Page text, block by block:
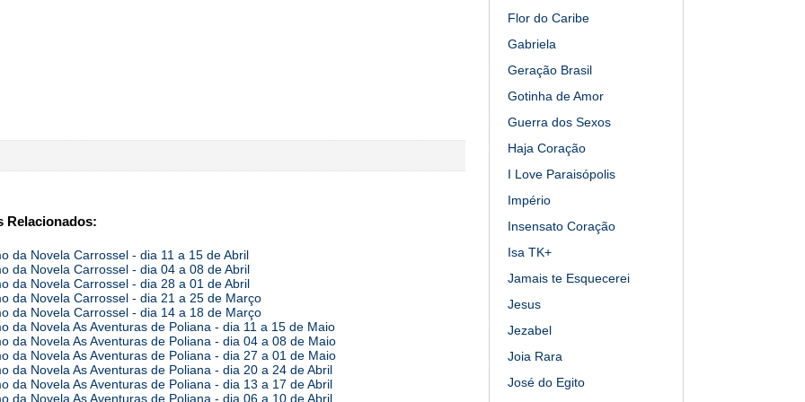
Relacionados:
da Novela Carrossel - dia 11 a 15 de Abril
da Novela Carrossel - dia 04 a 08 de Abril
da Novela Carrossel - dia 28 a 01 de Abril
da Novela Carrossel - dia 21 a 25 de Março
da Novela Carrossel - dia 14 a 18 de Março
da Novela As Aventuras de Poliana - dia 11 a 15 de Maio
da Novela As Aventuras de Poliana - dia 04 a 08 de Maio
da Novela As Aventuras de Poliana - dia 27 a 01 de Maio
da Novela As Aventuras de Poliana - dia 20 a 24 de Abril
da Novela As Aventuras de Poliana - dia 13 a 17 de Abril
da Novela As Aventuras de Poliana - dia 06 a 10 de Abril
Flor do Caribe
Gabriela
Geração Brasil
Gotinha de Amor
Guerra dos Sexos
Haja Coração
I Love Paraisópolis
Império
Insensato Coração
Isa TK+
Jamais te Esquecerei
Jesus
Jezabel
Joia Rara
José do Egito